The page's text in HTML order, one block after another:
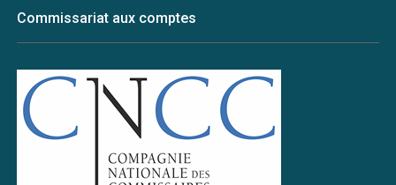
Commissariat aux comptes